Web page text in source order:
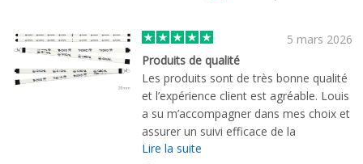
5 mars 2026
Produits de qualité
Les produits sont de très bonne qualité
et l’expérience client est agréable. Louis
a su m’accompagner dans mes choix et
assurer un suivi efficace de la
commande. Merci.
Lire la suite